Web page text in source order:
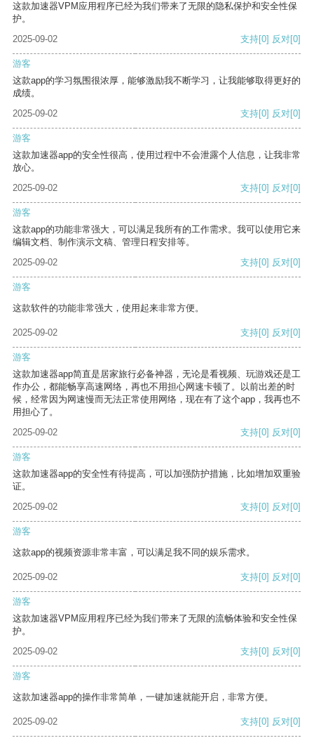
这款加速器VPM应用程序已经为我们带来了无限的隐私保护和安全性保
护。
2025-09-02
支持[0] 反对[0]
游客
这款app的学习氛围很浓厚，能够激励我不断学习，让我能够取得更好的
成绩。
2025-09-02
支持[0] 反对[0]
游客
这款加速器app的安全性很高，使用过程中不会泄露个人信息，让我非常
放心。
2025-09-02
支持[0] 反对[0]
游客
这款app的功能非常强大，可以满足我所有的工作需求。我可以使用它来
编辑文档、制作演示文稿、管理日程安排等。
2025-09-02
支持[0] 反对[0]
游客
这款软件的功能非常强大，使用起来非常方便。
2025-09-02 支持[0] 反对[0]
游客
这款加速器app简直是居家旅行必备神器，无论是看视频、玩游戏还是工
作办公，都能畅享高速网络，再也不用担心网速卡顿了。以前出差的时
候，经常因为网速慢而无法正常使用网络，现在有了这个app，我再也不
用担心了。
2025-09-02
支持[0] 反对[0]
游客
这款加速器app的安全性有待提高，可以加强防护措施，比如增加双重验
证。
2025-09-02
支持[0] 反对[0]
游客
这款app的视频资源非常丰富，可以满足我不同的娱乐需求。
2025-09-02 支持[0] 反对[0]
游客
这款加速器VPM应用程序已经为我们带来了无限的流畅体验和安全性保
护。
2025-09-02
支持[0] 反对[0]
游客
这款加速器app的操作非常简单，一键加速就能开启，非常方便。
2025-09-02 支持[0] 反对[0]